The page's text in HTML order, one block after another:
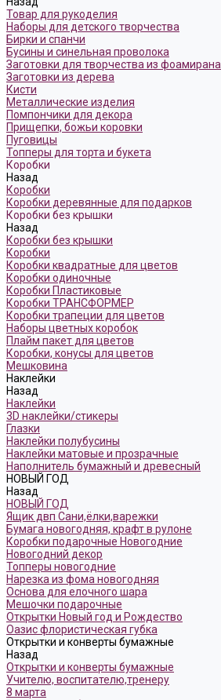
Товар для рукоделия
Наборы для детского творчества
Бирки и спанчи
Бусины и синельная проволока
Заготовки для творчества из фоамирана
Заготовки из дерева
Кисти
Металлические изделия
Помпончики для декора
Прищепки, божьи коровки
Пуговицы
Топперы для торта и букета
Коробки
Назад
Коробки
Коробки деревянные для подарков
Коробки без крышки
Назад
Коробки без крышки
Коробки
Коробки квадратные для цветов
Коробки одиночные
Коробки Пластиковые
Коробки ТРАНСФОРМЕР
Коробки трапеции для цветов
Наборы цветных коробок
Плайм пакет для цветов
Коробки, конусы для цветов
Мешковина
Наклейки
Назад
Наклейки
3D наклейки/стикеры
Глазки
Наклейки полубусины
Наклейки матовые и прозрачные
Наполнитель бумажный и древесный
НОВЫЙ ГОД
Назад
НОВЫЙ ГОД
Ящик двп Сани,ёлки,варежки
Бумага новогодняя, крафт в рулоне
Коробки подарочные Новогодние
Новогодний декор
Топперы новогодние
Нарезка из фома новогодняя
Основа для елочного шара
Мешочки подарочные
Открытки Новый год и Рождество
Оазис флористическая губка
Открытки и конверты бумажные
Назад
Открытки и конверты бумажные
Учителю, воспитателю,тренеру
8 марта